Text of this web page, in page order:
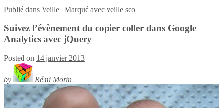
Publié dans Veille | Marqué avec veille seo
Suivez l’évènement du copier coller dans Google
Analytics avec jQuery
Posted on 14 janvier 2013
by Rémi Morin